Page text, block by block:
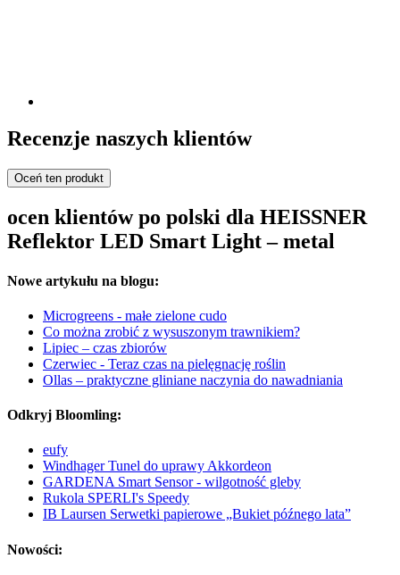
Recenzje naszych klientów
Oceń ten produkt
ocen klientów po polski dla HEISSNER
Reflektor LED Smart Light – metal
Nowe artykułu na blogu:
Microgreens - małe zielone cudo
Co można zrobić z wysuszonym trawnikiem?
Lipiec – czas zbiorów
Czerwiec - Teraz czas na pielęgnację roślin
Ollas – praktyczne gliniane naczynia do nawadniania
Odkryj Bloomling:
eufy
Windhager Tunel do uprawy Akkordeon
GARDENA Smart Sensor - wilgotność gleby
Rukola SPERLI's Speedy
IB Laursen Serwetki papierowe „Bukiet późnego lata”
Nowości: